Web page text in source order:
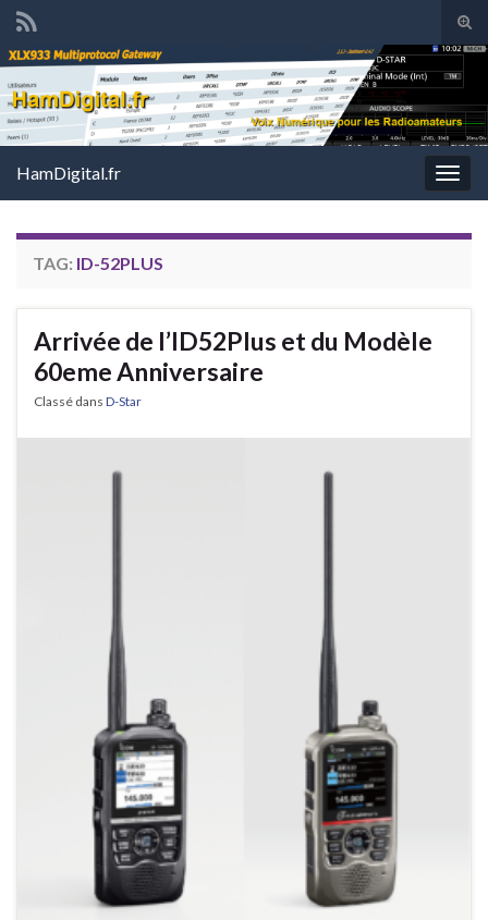
Search for:
HamDigital.fr
TAG: ID-52PLUS
Arrivée de l’ID52Plus et du Modèle
60eme Anniversaire
Classé dans D-Star